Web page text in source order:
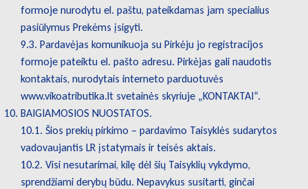
formoje nurodytu el. paštu, pateikdamas jam specialius
pasiūlymus Prekėms įsigyti.
9.3. Pardavėjas komunikuoja su Pirkėju jo registracijos
formoje pateiktu el. pašto adresu. Pirkėjas gali naudotis
kontaktais, nurodytais interneto parduotuvės
www.vikoatributika.lt svetainės skyriuje „KONTAKTAI“.
BAIGIAMOSIOS NUOSTATOS.
10.1. Šios prekių pirkimo – pardavimo Taisyklės sudarytos
vadovaujantis LR įstatymais ir teisės aktais.
10.2. Visi nesutarimai, kilę dėl šių Taisyklių vykdymo,
sprendžiami derybų būdu. Nepavykus susitarti, ginčai